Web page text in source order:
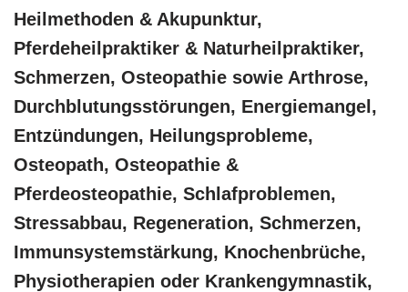
Heilmethoden & Akupunktur,
Pferdeheilpraktiker & Naturheilpraktiker,
Schmerzen, Osteopathie sowie Arthrose,
Durchblutungsstörungen, Energiemangel,
Entzündungen, Heilungsprobleme,
Osteopath, Osteopathie &
Pferdeosteopathie, Schlafproblemen,
Stressabbau, Regeneration, Schmerzen,
Immunsystemstärkung, Knochenbrüche,
Physiotherapien oder Krankengymnastik,